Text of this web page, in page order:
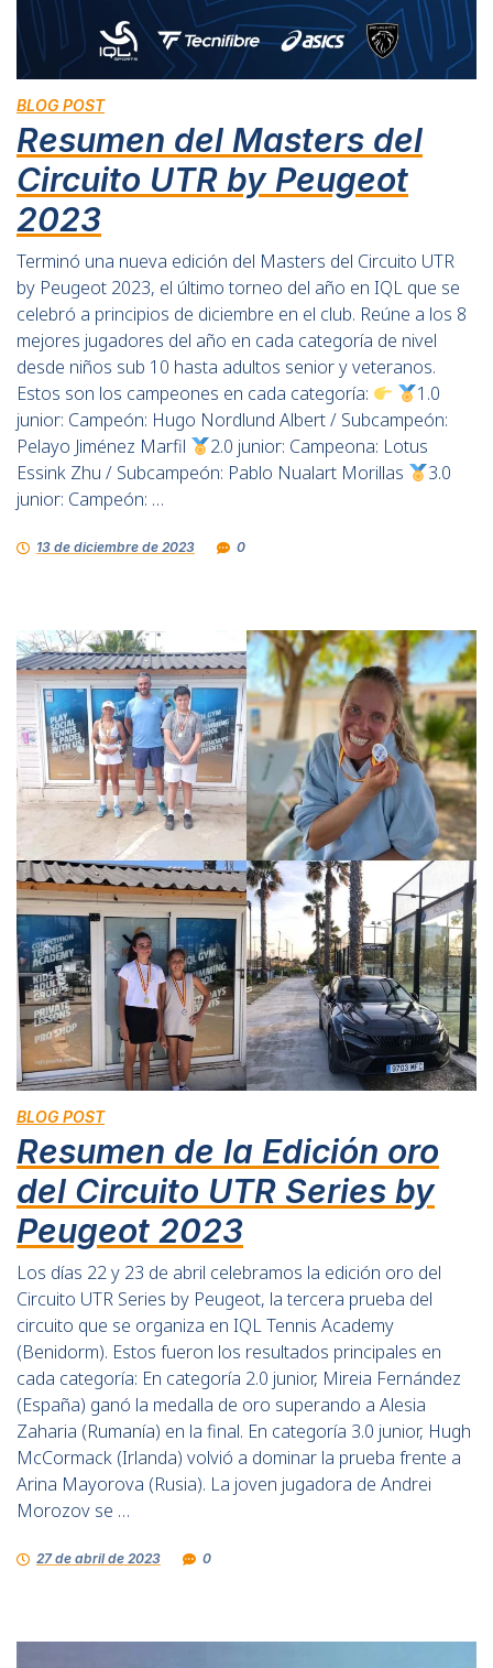
BLOG POST
Resumen del Masters del
Circuito UTR by Peugeot
2023
Terminó una nueva edición del Masters del Circuito UTR
by Peugeot 2023, el último torneo del año en IQL que se
celebró a principios de diciembre en el club. Reúne a los 8
mejores jugadores del año en cada categoría de nivel
desde niños sub 10 hasta adultos senior y veteranos.
Estos son los campeones en cada categoría:
1.0
junior: Campeón: Hugo Nordlund Albert / Subcampeón:
Pelayo Jiménez Marfil
2.0 junior: Campeona: Lotus
Essink Zhu / Subcampeón: Pablo Nualart Morillas
3.0
junior: Campeón: …
13 de diciembre de 2023 0
BLOG POST
Resumen de la Edición oro
del Circuito UTR Series by
Peugeot 2023
Los días 22 y 23 de abril celebramos la edición oro del
Circuito UTR Series by Peugeot, la tercera prueba del
circuito que se organiza en IQL Tennis Academy
(Benidorm). Estos fueron los resultados principales en
cada categoría: En categoría 2.0 junior, Mireia Fernández
(España) ganó la medalla de oro superando a Alesia
Zaharia (Rumanía) en la final. En categoría 3.0 junior, Hugh
McCormack (Irlanda) volvió a dominar la prueba frente a
Arina Mayorova (Rusia). La joven jugadora de Andrei
Morozov se …
27 de abril de 2023 0